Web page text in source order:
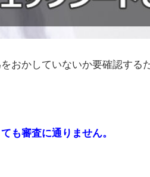
おかしていないか要確認する
も審査に通りません。